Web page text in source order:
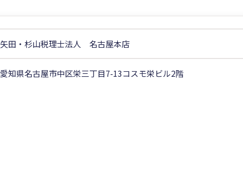
矢田・杉山税理士法人 名古屋本店
愛知県名古屋市中区栄三丁目7-13コスモ栄ビル2階